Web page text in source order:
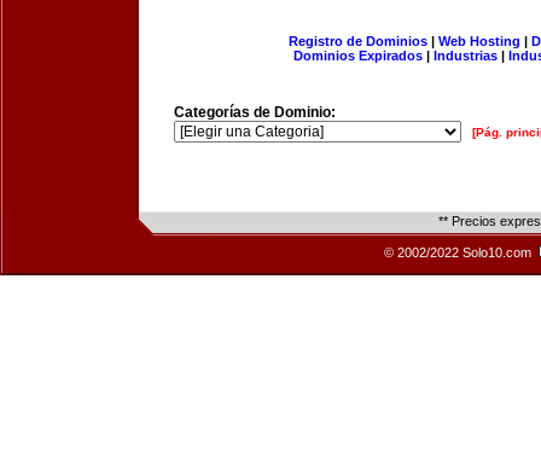
Registro de Dominios| Web Hosting |
Dominios Expirados | Industrias |
Categorías de Dominio:
[Pág.
** Precios
© 2002/2022 Solo10.com